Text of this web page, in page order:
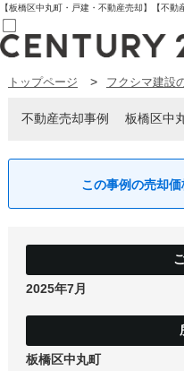
売買部
賃貸部
お気に入り物件一覧
物件を探す
条件から探す
学区から探す
住宅ローン控除シミュレータ
新築戸建て
トップページ フクシマ建設
不動産売却事例 板橋区中
2025年7月
板橋区中丸町